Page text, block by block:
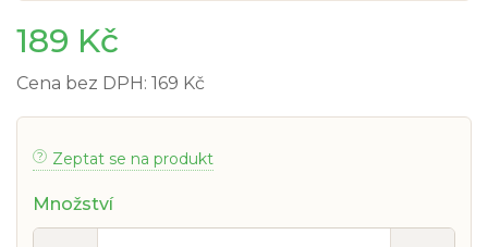
189 Kč
Cena bez DPH: 169 Kč
Zeptat se na produkt
Množství